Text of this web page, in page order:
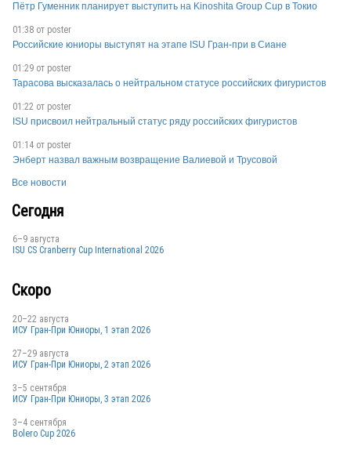
RUS
RUS
RUS
RUS
RUS
RUS
Пётр Гуменник планирует выступить на Kinoshita Group Cup в Токио
01:38 от poster
Российские юниоры выступят на этапе ISU Гран-при в Сиане
01:29 от poster
Тарасова высказалась о нейтральном статусе российских фигуристов
01:22 от poster
ISU присвоил нейтральный статус ряду российских фигуристов
01:14 от poster
Энберт назвал важным возвращение Валиевой и Трусовой
Все новости
Сегодня
6–9 августа
ISU CS Cranberry Cup International 2026
Скоро
20–22 августа
ИСУ Гран-При Юниоры, 1 этап 2026
27–29 августа
ИСУ Гран-При Юниоры, 2 этап 2026
3–5 сентября
ИСУ Гран-При Юниоры, 3 этап 2026
3–4 сентября
Bolero Cup 2026